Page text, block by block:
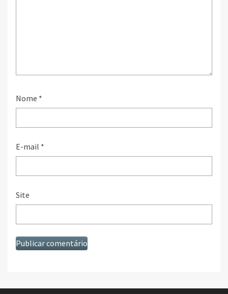
Nome *
E-mail *
Site